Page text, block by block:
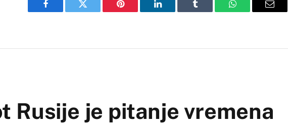
Facebook Twitter Pinterest LinkedIn Tumblr WhatsAppEmail
Rusije je pitanje vremena